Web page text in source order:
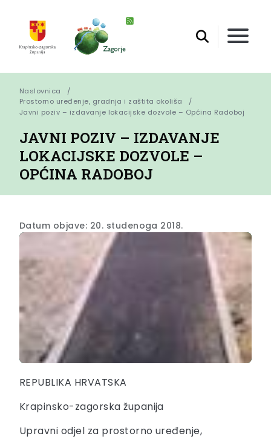
Naslovnica
Prostorno uređenje, gradnja i zaštita okoliša
Javni poziv – izdavanje lokacijske dozvole – Općina Radoboj
JAVNI POZIV – IZDAVANJE
LOKACIJSKE DOZVOLE –
OPĆINA RADOBOJ
Datum objave: 20. studenoga 2018.
REPUBLIKA HRVATSKA
Krapinsko-zagorska županija
Upravni odjel za prostorno uređenje,